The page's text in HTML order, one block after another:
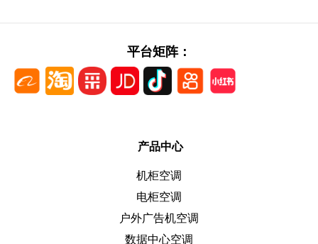
平台矩阵：
产品中心
机柜空调
电柜空调
户外广告机空调
数据中心空调